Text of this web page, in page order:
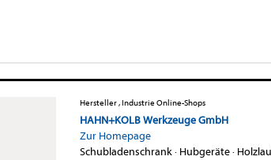
Hersteller , Industrie Online-Shops
HAHN+KOLB Werkzeuge GmbH
Zur Homepage
Schubladenschrank· Hubgeräte·